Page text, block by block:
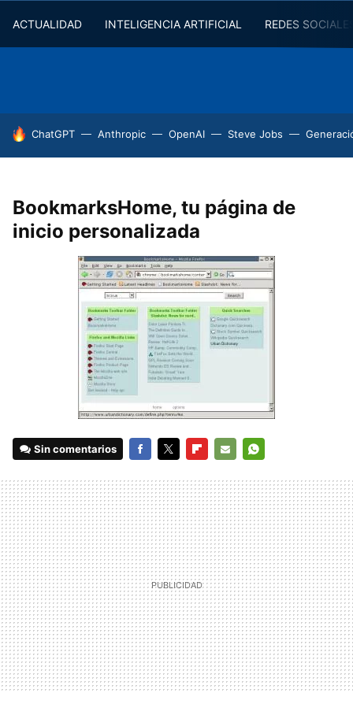
ACTUALIDAD INTELIGENCIA ARTIFICIAL REDES
HOY SE HABLA DE
ChatGPT Anthropic OpenAI Steve Jobs
BookmarksHome, tu página de
inicio personalizada
Sin comentarios
MAIL